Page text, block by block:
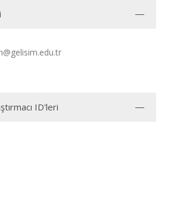
ID'leri